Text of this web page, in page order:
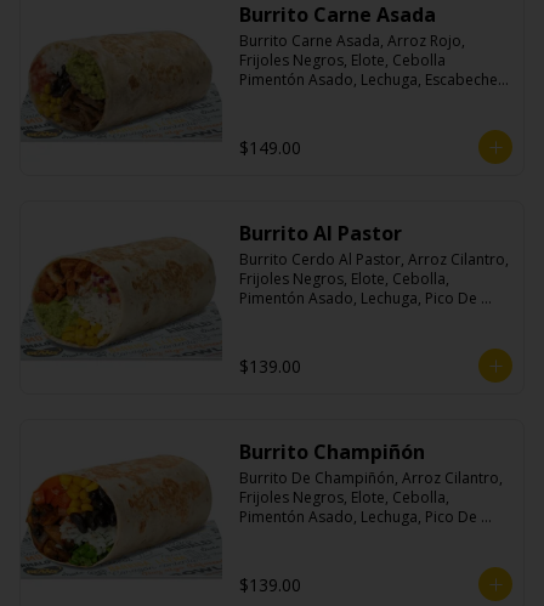
Burrito Carne Asada
Burrito Carne Asada, Arroz Rojo,
Frijoles Negros, Elote, Cebolla
Pimentón Asado, Lechuga, Escabeche
$149.00
Burrito Al Pastor
Burrito Cerdo Al Pastor, Arroz Cilantro,
Frijoles Negros, Elote, Cebolla,
Pimentón Asado, Lechuga, Pico De
$139.00
Burrito Champiñón
Burrito De Champiñón, Arroz Cilantro,
Frijoles Negros, Elote, Cebolla,
Pimentón Asado, Lechuga, Pico De
$139.00